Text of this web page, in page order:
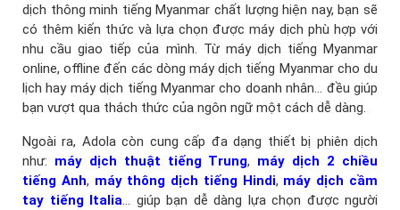
dịch thông minh tiếng Myanmar chất lượng hiện nay, bạn sẽ
có thêm kiến thức và lựa chọn được máy dịch phù hợp với
nhu cầu giao tiếp của mình. Từ máy dịch tiếng Myanmar
online, offline đến các dòng máy dịch tiếng Myanmar cho du
lịch hay máy dịch tiếng Myanmar cho doanh nhân… đều giúp
bạn vượt qua thách thức của ngôn ngữ một cách dễ dàng.
Ngoài ra, Adola còn cung cấp đa dạng thiết bị phiên dịch
như: máy dịch thuật tiếng Trung, máy dịch 2 chiều
tiếng Anh, máy thông dịch tiếng Hindi, máy dịch cầm
tay tiếng Italia ... giúp bạn dễ dàng lựa chọn được người